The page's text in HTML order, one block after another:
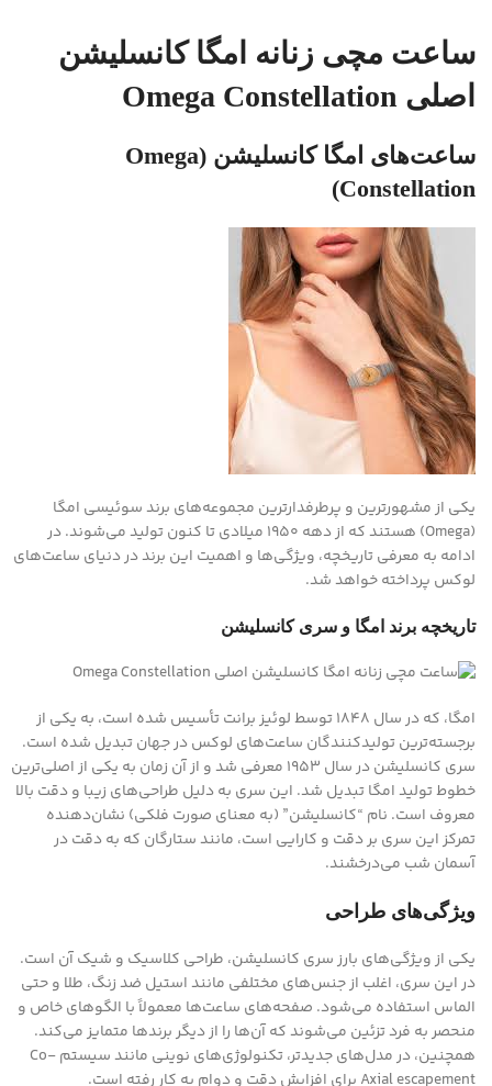
ساعت مچی زنانه امگا کانسلیشن
اصلی Omega Constellation
ساعت‌های امگا کانسلیشن (Omega
Constellation)
یکی از مشهورترین و پرطرفدارترین مجموعه‌های برند سوئیسی امگا
(Omega) هستند که از دهه ۱۹۵۰ میلادی تا کنون تولید می‌شوند. در
ادامه به معرفی تاریخچه، ویژگی‌ها و اهمیت این برند در دنیای ساعت‌های
لوکس پرداخته خواهد شد.
تاریخچه برند امگا و سری کانسلیشن
امگا، که در سال ۱۸۴۸ توسط لوئیز برانت تأسیس شده است، به یکی از
برجسته‌ترین تولیدکنندگان ساعت‌های لوکس در جهان تبدیل شده است.
سری کانسلیشن در سال 1953 معرفی شد و از آن زمان به یکی از اصلی‌ترین
خطوط تولید امگا تبدیل شد. این سری به دلیل طراحی‌های زیبا و دقت بالا
معروف است. نام “کانسلیشن” (به معنای صورت فلکی) نشان‌دهنده
تمرکز این سری بر دقت و کارایی است، مانند ستارگان که به دقت در
آسمان شب می‌درخشند.
ویژگی‌های طراحی
یکی از ویژگی‌های بارز سری کانسلیشن، طراحی کلاسیک و شیک آن است.
در این سری، اغلب از جنس‌های مختلفی مانند استیل ضد زنگ، طلا و حتی
الماس استفاده می‌شود. صفحه‌های ساعت‌ها معمولاً با الگوهای خاص و
منحصر به فرد تزئین می‌شوند که آن‌ها را از دیگر برندها متمایز می‌کند.
همچنین، در مدل‌های جدیدتر، تکنولوژی‌های نوینی مانند سیستم Co-
Axial escapement برای افزایش دقت و دوام به کار رفته است.